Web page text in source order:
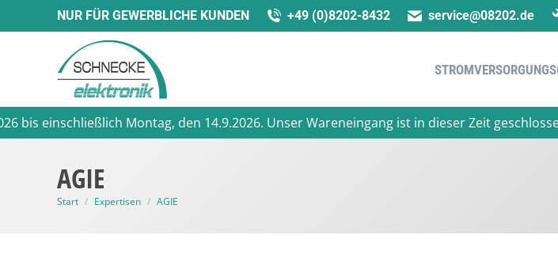
NUR FÜR GEWERBLICHE KUNDEN +49 (0)8202-8432 service@08202.de
Montag, den 14.9.2026. Unser Wareneingang ist in dieser Zeit geschlossen.
AGIE
Sie befinden sich hier:
Start Expertisen AGIE